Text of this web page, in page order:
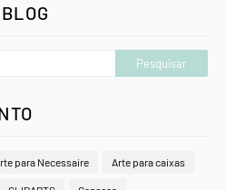
para Necessaire Arte para caixas